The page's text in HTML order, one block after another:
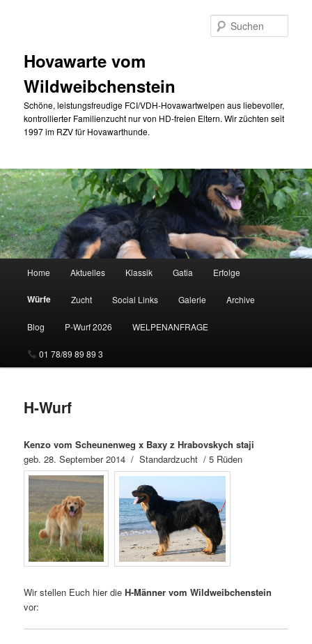
Hovawarte vom
Wildweibchenstein
Schöne, leistungsfreudige FCI/VDH-Hovawartwelpen aus liebevoller,
kontrollierter Familienzucht nur von HD-freien Eltern. Wir züchten seit
1997 im RZV für Hovawarthunde.
Home Aktuelles Klassik Gatia Erfolge
Würfe Zucht Social Links Galerie Archive
Blog P-Wurf 2026 WELPENANFRAGE
01 78/89 89 89 3
H-Wurf
Kenzo vom Scheunenweg x Baxy z Hrabovskych staji
geb. 28. September 2014 / Standardzucht / 5 Rüden
Wir stellen Euch hier dieH-Männer vom Wildweibchenstein
vor: